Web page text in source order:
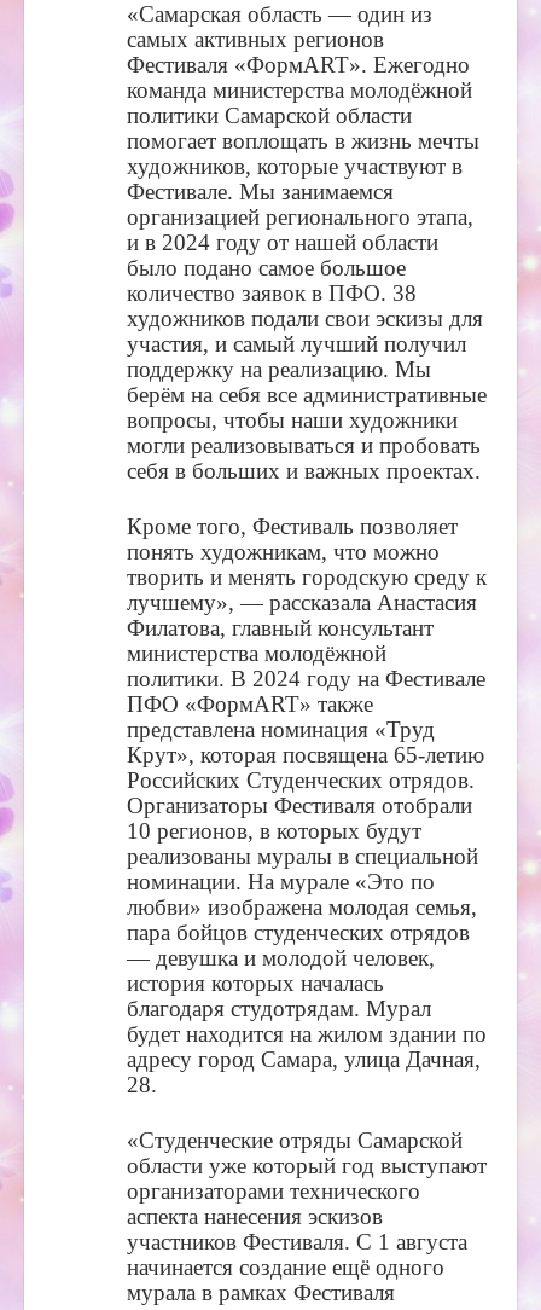
«Самарская область — один из
самых активных регионов
Фестиваля «ФормART». Ежегодно
команда министерства молодёжной
политики Самарской области
помогает воплощать в жизнь мечты
художников, которые участвуют в
Фестивале. Мы занимаемся
организацией регионального этапа,
и в 2024 году от нашей области
было подано самое большое
количество заявок в ПФО. 38
художников подали свои эскизы для
участия, и самый лучший получил
поддержку на реализацию. Мы
берём на себя все административные
вопросы, чтобы наши художники
могли реализовываться и пробовать
себя в больших и важных проектах.
Кроме того, Фестиваль позволяет
понять художникам, что можно
творить и менять городскую среду к
лучшему», — рассказала Анастасия
Филатова, главный консультант
министерства молодёжной
политики. В 2024 году на Фестивале
ПФО «ФормART» также
представлена номинация «Труд
Крут», которая посвящена 65-летию
Российских Студенческих отрядов.
Организаторы Фестиваля отобрали
10 регионов, в которых будут
реализованы муралы в специальной
номинации. На мурале «Это по
любви» изображена молодая семья,
пара бойцов студенческих отрядов
— девушка и молодой человек,
история которых началась
благодаря студотрядам. Мурал
будет находится на жилом здании по
адресу город Самара, улица Дачная,
28.
«Студенческие отряды Самарской
области уже который год выступают
организаторами технического
аспекта нанесения эскизов
участников Фестиваля. С 1 августа
начинается создание ещё одного
мурала в рамках Фестиваля